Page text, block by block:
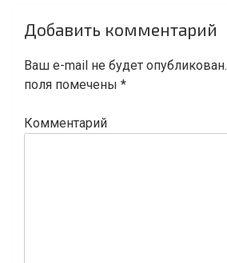
по
записям
Добавить комментарий
Ваш e-mail не будет опубликован.
поля помечены *
Комментарий